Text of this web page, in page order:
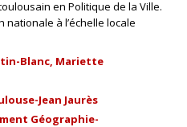
en Politique de la Ville.
à l’échelle locale
Blanc, Mariette
Jean Jaurès
Géographie-